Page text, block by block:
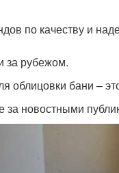
по качеству и
за рубежом.
облицовки бани –
за новостными